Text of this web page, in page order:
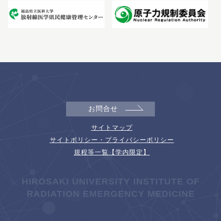
お問合せ
サイトマップ
サイトポリシー・プライバシーポリシー
規程等一覧【学内限定】
HIROSAKI UNIVERSITY INSTITUTE OF
RADIATION EMERGENCY MEDICINE